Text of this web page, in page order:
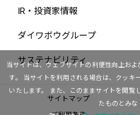
当サイトは、ウェブサイトの利便性向上お
す。
当サイトを利用される場合は、クッキ
いたします。
また、このままサイトを閲覧
たものとみな
IR・投資家情報
ダイワボウグループ
サステナビリティ
サイトマップ